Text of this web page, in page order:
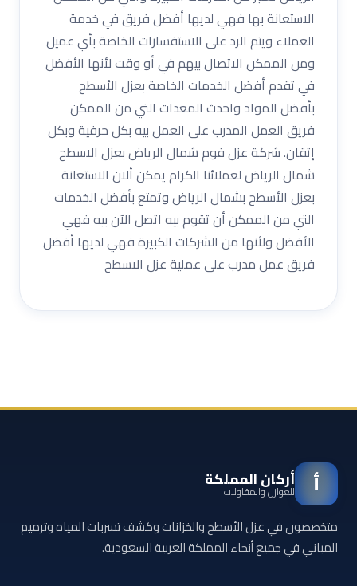
الاستعانة بها فهي لديها أفضل فريق في خدمة
العملاء ويتم الرد على الاستفسارات الخاصة بأي عميل
ومن الممكن الاتصال بيهم في أو وقت لأنها الأفضل
في تقدم أفضل الخدمات الخاصة بعزل الأسطح
بأفضل المواد واحدث المعدات التي من الممكن
فريق العمل المدرب على العمل بيه بكل حرفية وبكل
إتقان. شركة عزل فوم شمال الرياض بعزل الاسطح
شمال الرياض لعملائنا الكرام يمكن ألان الاستعانة
بعزل الأسطح بشمال الرياض وتمتع بأفضل الخدمات
التي من الممكن أن تقوم بيه اتصل الآن بيه فهي
الأفضل ولأنها من الشركات الكبيرة فهي لديها أفضل
فريق عمل مدرب على عملية عزل الاسطح
أ أركان المملكة
للعوازل والمقاولات
متخصصون في عزل الأسطح والخزانات وكشف تسربات المياه وترميم
المباني في جميع أنحاء المملكة العربية السعودية.